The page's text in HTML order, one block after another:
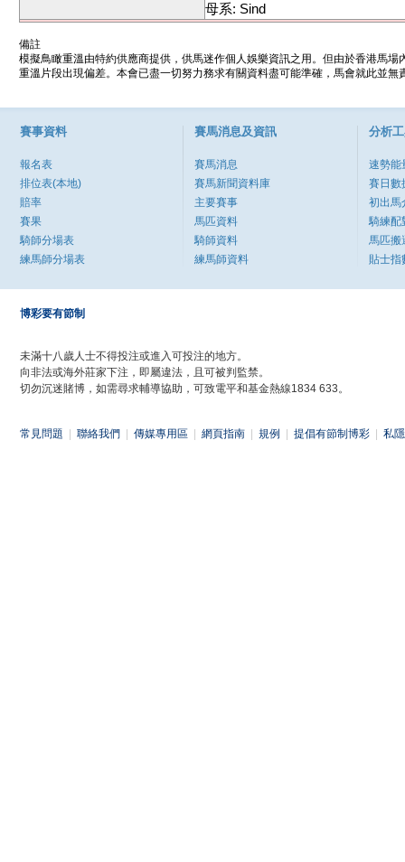
母系: Sind
備註
模擬鳥瞰重溫由特約供應商提供，供馬迷作個人娛樂資訊之用。但由於香港馬
重溫片段出現偏差。本會已盡一切努力務求有關資料盡可能準確，馬會就此並
賽事資料
報名表
排位表(本地)
賠率
賽果
騎師分場表
練馬師分場表
賽馬消息及資訊
賽馬消息
賽馬新聞資料庫
主要賽事
馬匹資料
騎師資料
練馬師資料
分析
速勢能
賽日數
初出馬
騎練配
馬匹搬
貼士指
博彩要有節制
未滿十八歲人士不得投注或進入可投注的地方。
向非法或海外莊家下注，即屬違法，且可被判監禁。
切勿沉迷賭博，如需尋求輔導協助，可致電平和基金熱線1834 633。
常見問題 聯絡我們 傳媒專用區 網頁指南 規例 提倡有節制博彩 私